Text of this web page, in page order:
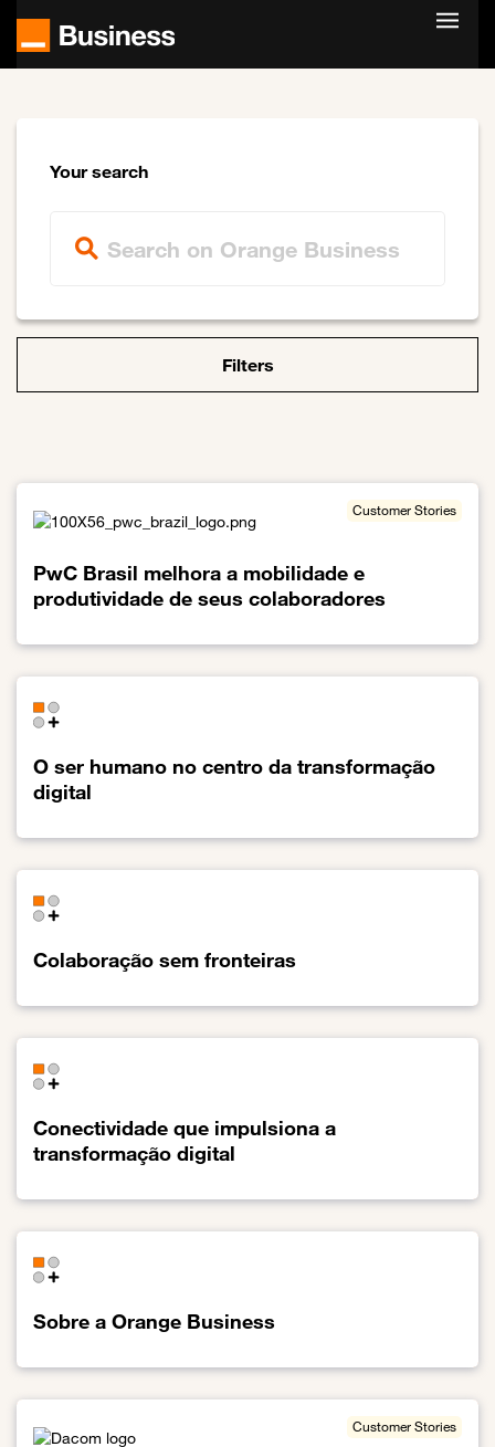
Your search
Filters
PwC Brasil melhora a mobilidade e
produtividade de seus colaboradores
Customer Stories
Link para o PwC Brasil melhora a mobilidade e produtividade de
O ser humano no centro da transformação
digital
Colaboração sem fronteiras
Conectividade que impulsiona a
transformação digital
Link para o Conectividade que impulsiona a transformação digital
Sobre a Orange Business
Customer Stories